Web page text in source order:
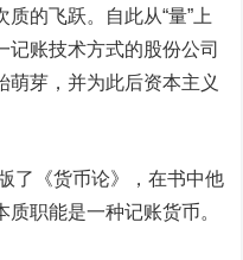
的飞跃。自此从“量”上
记账技术方式的股份公司
萌芽，并为此后资本主义
《货币论》，在书中他
职能是一种记账货币。